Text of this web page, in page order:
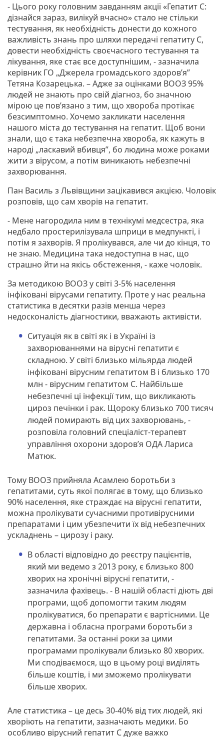
- Цього року головним завданням акції «Гепатит С:
дізнайся зараз, вилікуй вчасно» стало не стільки
тестування, як необхідність донести до кожного
важливість знань про шляхи передачі гепатиту С,
довести необхідність своєчасного тестування та
лікування, яке стає все доступнішим, - зазначила
керівник ГО „Джерела громадського здоров’я”
Тетяна Козарецька. – Адже за оцінками ВООЗ 95%
людей не знають про свій діагноз, бо значною
мірою це пов’язано з тим, що хвороба протікає
безсимптомно. Хочемо закликати населення
нашого міста до тестування на гепатит. Щоб вони
знали, що є така небезпечна хвороба, як кажуть в
народі „ласкавий вбивця”, бо людина може роками
жити з вірусом, а потім виникають небезпечні
захворювання.
Пан Василь з Львівщини зацікавився акцією. Чоловік
розповів, що сам хворів на гепатит.
- Мене нагородила ним в технікумі медсестра, яка
недбало простерилізувала шприци в медпункті, і
потім я захворів. Я пролікувався, але чи до кінця, то
не знаю. Медицина така недоступна в нас, що
страшно йти на якісь обстеження, - каже чоловік.
За методикою ВООЗ у світі 3-5% населення
інфіковані вірусами гепатиту. Проте у нас реальна
статистика в десятки разів менша через
недосконалість діагностики, вважають активісти.
Ситуація як в світі як і в Україні із
захворюваннями на вірусні гепатити є
складною. У світі близько мільярда людей
інфіковані вірусним гепатитом В і близько 170
млн - вірусним гепатитом С. Найбільше
небезпечні ці інфекції тим, що викликають
цироз печінки і рак. Щороку близько 700 тисяч
людей помирають від цих захворювань, -
розповіла головний спеціаліст-терапевт
управління охорони здоров’я ОДА Лариса
Матюк.
Тому ВООЗ прийняла Асамлею боротьби з
гепатитами, суть якої полягає в тому, що близько
90% населення, яке страждає на вірусні гепатити,
можна пролікувати сучасними противірусними
препаратами і цим убезпечити їх від небезпечних
ускладнень – цирозу і раку.
В області відповідно до реєстру пацієнтів,
який ми ведемо з 2013 року, є близько 800
хворих на хронічні вірусні гепатити, -
зазначила фахівець. - В нашій області діють дві
програми, щоб допомогти таким людям
пролікуватися, бо препарати є вартісними. Це
державна і обласна програми боротьби з
гепатитами. За останні роки за цими
програмами пролікували близько 80 хворих.
Ми сподіваємося, що в цьому році виділять
більше коштів, і ми зможемо пролікувати
більше хворих.
Але статистика – це десь 30-40% від тих людей, які
хворіють на гепатити, зазначають медики. Бо
особливо вірусний гепатит С дуже важко